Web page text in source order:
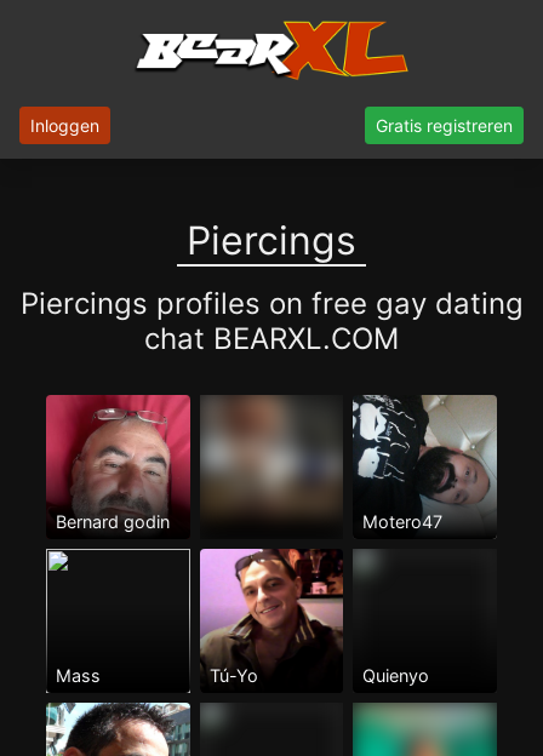
Inloggen Gratis registreren
Piercings
Piercings profiles on free gay dating
chat BEARXL.COM
Bernard godin Motero47
Mass Tú-Yo Quienyo